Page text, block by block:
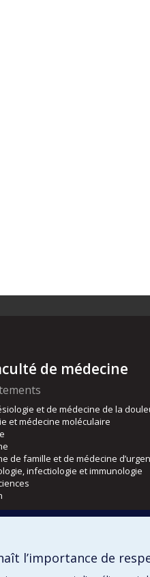
de médecine
et de médecine de la
et médecine moléculaire
de famille et de médecine
infectiologie et immunologie
et audiologie
l’importance de